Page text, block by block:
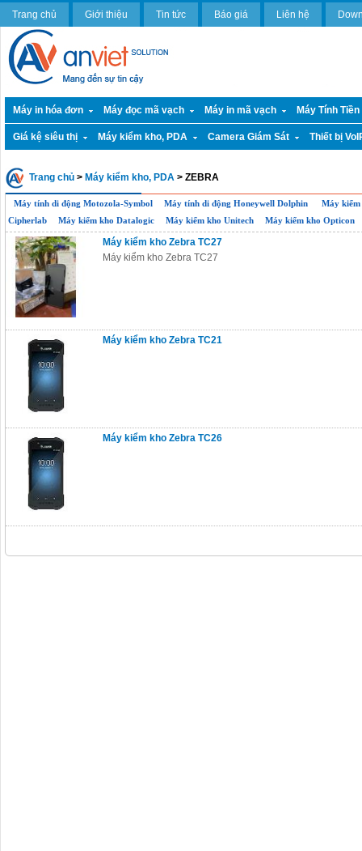
Trang chủ Giới thiệu Tin tức Báo giá Liên hệ
Máy in hóa đơn Máy đọc mã vạch Máy in mã vạch Máy Tính
Giá kệ siêu thị Máy kiểm kho, PDA Camera Giám Sát Thiết bị
Trang chủ > Máy kiểm kho, PDA > ZEBRA
Máy tính di động Motozola-Symbol Máy tính di động Honeywell Dolphin
Máy
Cipherlab
Máy kiểm kho Datalogic Máy kiểm kho Unitech Máy kiểm kho Opticon
Máy kiểm kho Zebra TC27
Máy kiểm kho Zebra TC27
Máy kiểm kho Zebra TC21
Máy kiểm kho Zebra TC26